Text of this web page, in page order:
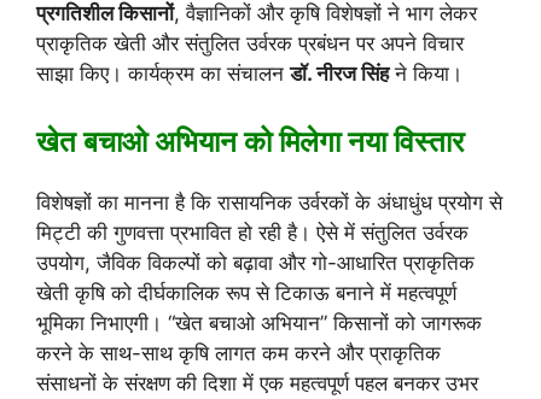
प्रगतिशील किसानों, वैज्ञानिकों और कृषि विशेषज्ञों ने भाग लेकर
प्राकृतिक खेती और संतुलित उर्वरक प्रबंधन पर अपने विचार
साझा किए। कार्यक्रम का संचालनडॉ. नीरज सिंहने किया।
खेत बचाओ अभियान को मिलेगा नया विस्तार
विशेषज्ञों का मानना है कि रासायनिक उर्वरकों के अंधाधुंध प्रयोग से
मिट्टी की गुणवत्ता प्रभावित हो रही है। ऐसे में संतुलित उर्वरक
उपयोग, जैविक विकल्पों को बढ़ावा और गो-आधारित प्राकृतिक
खेती कृषि को दीर्घकालिक रूप से टिकाऊ बनाने में महत्वपूर्ण
भूमिका निभाएगी। “खेत बचाओ अभियान” किसानों को जागरूक
करने के साथ-साथ कृषि लागत कम करने और प्राकृतिक
संसाधनों के संरक्षण की दिशा में एक महत्वपूर्ण पहल बनकर उभर